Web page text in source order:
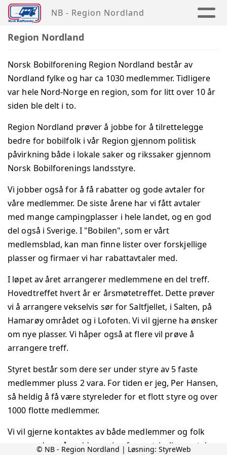
NB - Region Nordland
Region Nordland
Norsk Bobilforening Region Nordland består av
Nordland fylke og har ca 1030 medlemmer. Tidligere
var hele Nord-Norge en region, som for litt over 10 år
siden ble delt i to.
Region Nordland prøver å jobbe for å tilrettelegge
bedre for bobilfolk i vår Region gjennom politisk
påvirkning både i lokale saker og rikssaker gjennom
Norsk Bobilforenings landsstyre.
Vi jobber også for å få rabatter og gode avtaler for
våre medlemmer. De siste årene har vi fått avtaler
med mange campingplasser i hele landet, og en god
del også i Sverige. I "Bobilen", som er vårt
medlemsblad, kan man finne lister over forskjellige
plasser og firmaer vi har rabattavtaler med.
I løpet av året arrangerer medlemmene en del treff.
Hovedtreffet hvert år er årsmøtetreffet. Dette prøver
vi å arrangere vekselvis sør for Saltfjellet, i Salten, på
Hamarøy området og i Lofoten. Vi vil gjerne ha ønsker
om nye plasser. Vi håper også at flere vil prøve å
arrangere treff.
Styret består som dere ser under styre av 5 faste
medlemmer pluss 2 vara. For tiden er jeg, Per Hansen,
så heldig å få være styreleder for et flott styre og over
1000 flotte medlemmer.
Vi vil gjerne kontaktes av både medlemmer og folk
som vurderer å melde seg inn for en trivelig samtale
© NB - Region Nordland | Løsning: StyreWeb